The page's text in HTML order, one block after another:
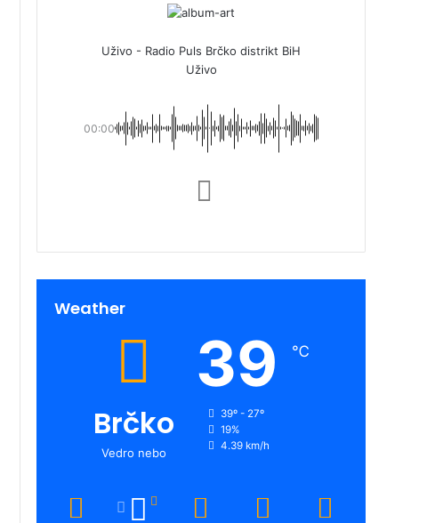
Uživo - Radio Puls Brčko distrikt BiH
Uživo
00:00
Weather
Brčko
Vedro nebo
39 ℃
39º - 27º
19%
4.39 km/h